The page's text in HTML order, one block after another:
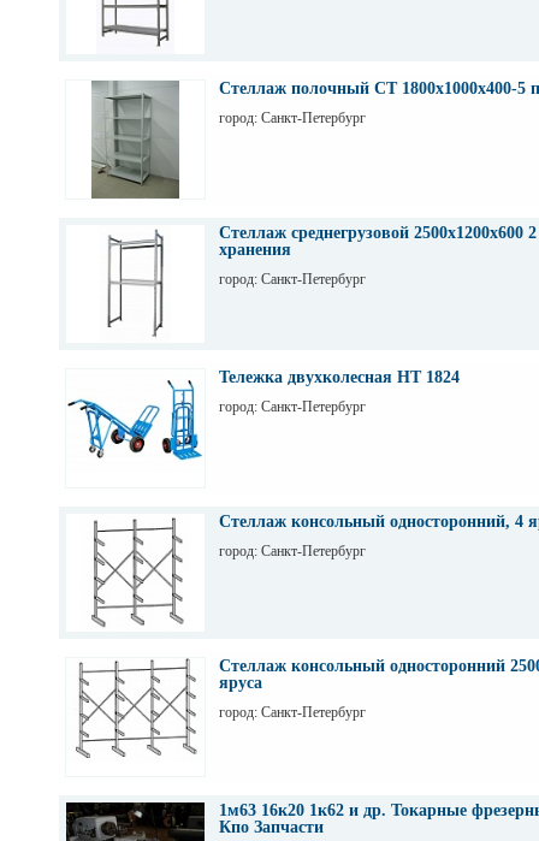
Стеллаж полочный СТ 1800х1000х400-5
город: Санкт-Петербург
Стеллаж среднегрузовой 2500х1200х600
хранения
город: Санкт-Петербург
Тележка двухколесная НТ 1824
город: Санкт-Петербург
Стеллаж консольный односторонний, 4
город: Санкт-Петербург
Стеллаж консольный односторонний
яруса
город: Санкт-Петербург
1м63 16к20 1к62 и др. Токарные
Кпо Запчасти